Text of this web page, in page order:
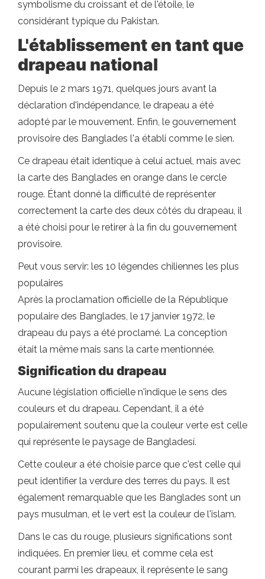
symbolisme du croissant et de l'étoile, le
considérant typique du Pakistan.
L'établissement en tant que
drapeau national
Depuis le 2 mars 1971, quelques jours avant la
déclaration d'indépendance, le drapeau a été
adopté par le mouvement. Enfin, le gouvernement
provisoire des Banglades l'a établi comme le sien.
Ce drapeau était identique à celui actuel, mais avec
la carte des Banglades en orange dans le cercle
rouge. Étant donné la difficulté de représenter
correctement la carte des deux côtés du drapeau, il
a été choisi pour le retirer à la fin du gouvernement
provisoire.
Peut vous servir: les 10 légendes chiliennes les plus
populaires
Après la proclamation officielle de la République
populaire des Banglades, le 17 janvier 1972, le
drapeau du pays a été proclamé. La conception
était la même mais sans la carte mentionnée.
Signification du drapeau
Aucune législation officielle n'indique le sens des
couleurs et du drapeau. Cependant, il a été
populairement soutenu que la couleur verte est celle
qui représente le paysage de Bangladesí.
Cette couleur a été choisie parce que c'est celle qui
peut identifier la verdure des terres du pays. Il est
également remarquable que les Banglades sont un
pays musulman, et le vert est la couleur de l'islam.
Dans le cas du rouge, plusieurs significations sont
indiquées. En premier lieu, et comme cela est
courant parmi les drapeaux, il représente le sang